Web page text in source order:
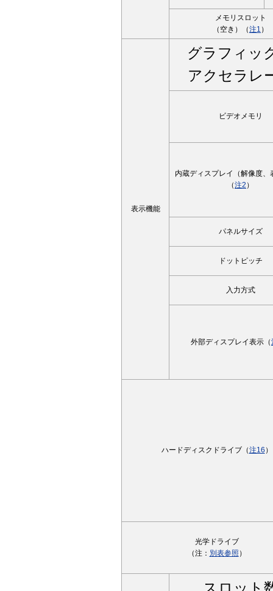
メモリスロット
（空き）（注1 ）
表示機能
グラフィッ
アクセラレ
ビデオメモリ
内蔵ディスプレイ（解像度、
（注2 ）
パネルサイズ
ドットピッチ
入力方式
外部ディスプレイ表示（
ハードディスクドライブ（注16 ）
光学ドライブ
（注： 別表参照 ）